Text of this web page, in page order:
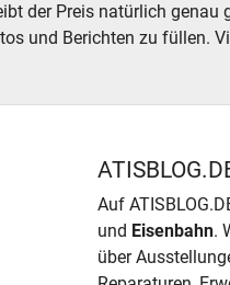
der Preis natürlich genau
und Berichten zu füllen.
Auf
und Eisenbahn.
über